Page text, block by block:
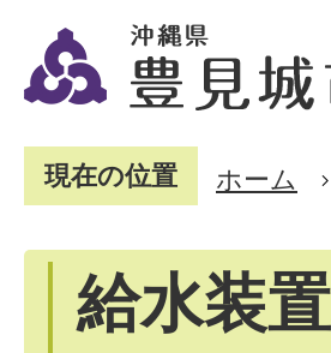
現在の位置 ホーム
給水装